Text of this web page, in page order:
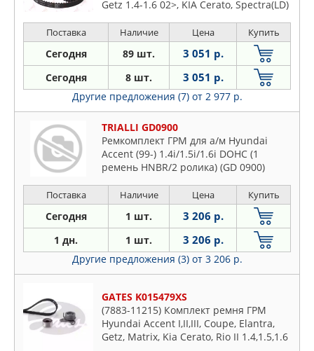
Getz 1.4-1.6 02>, KIA Cerato, Spectra(LD)
Поставка Наличие Цена Купить
Сегодня 89 шт. 3 051 р.
Сегодня 8 шт. 3 051 р.
Другие предложения (7) от 2 977 р.
TRIALLI GD0900
Ремкомплект ГРМ для а/м Hyundai
Accent (99-) 1.4i/1.5i/1.6i DOHC (1
ремень HNBR/2 ролика) (GD 0900)
Поставка Наличие Цена Купить
Сегодня 1 шт. 3 206 р.
1 дн. 1 шт. 3 206 р.
Другие предложения (3) от 3 206 р.
GATES K015479XS
(7883-11215) Комплект ремня ГРМ
Hyundai Accent I,II,III, Coupe, Elantra,
Getz, Matrix, Kia Cerato, Rio II 1.4,1.5,1.6